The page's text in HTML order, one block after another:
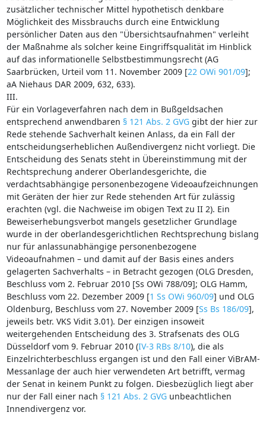
zusätzlicher technischer Mittel hypothetisch denkbare
Möglichkeit des Missbrauchs durch eine Entwicklung
persönlicher Daten aus den "Übersichtsaufnahmen" verleiht
der Maßnahme als solcher keine Eingriffsqualität im Hinblick
auf das informationelle Selbstbestimmungsrecht (AG
Saarbrücken, Urteil vom 11. November 2009 [22 OWi 901/09];
aA Niehaus DAR 2009, 632, 633).
III.
Für ein Vorlageverfahren nach dem in Bußgeldsachen
entsprechend anwendbaren § 121 Abs. 2 GVGgibt der hier zur
Rede stehende Sachverhalt keinen Anlass, da ein Fall der
entscheidungserheblichen Außendivergenz nicht vorliegt. Die
Entscheidung des Senats steht in Übereinstimmung mit der
Rechtsprechung anderer Oberlandesgerichte, die
verdachtsabhängige personenbezogene Videoaufzeichnungen
mit Geräten der hier zur Rede stehenden Art für zulässig
erachten (vgl. die Nachweise im obigen Text zu II 2). Ein
Beweiserhebungsverbot mangels gesetzlicher Grundlage
wurde in der oberlandesgerichtlichen Rechtsprechung bislang
nur für anlassunabhängige personenbezogene
Videoaufnahmen – und damit auf der Basis eines anders
gelagerten Sachverhalts – in Betracht gezogen (OLG Dresden,
Beschluss vom 2. Februar 2010 [Ss OWi 788/09]; OLG Hamm,
Beschluss vom 22. Dezember 2009 [1 Ss OWi 960/09] und OLG
Oldenburg, Beschluss vom 27. November 2009 [Ss Bs 186/09],
jeweils betr. VKS Vidit 3.01). Der einzigen insoweit
weitergehenden Entscheidung des 3. Strafsenats des OLG
Düsseldorf vom 9. Februar 2010 (IV-3 RBs 8/10), die als
Einzelrichterbeschluss ergangen ist und den Fall einer ViBrAM-
Messanlage der auch hier verwendeten Art betrifft, vermag
der Senat in keinem Punkt zu folgen. Diesbezüglich liegt aber
nur der Fall einer nach § 121 Abs. 2 GVGunbeachtlichen
Innendivergenz vor.